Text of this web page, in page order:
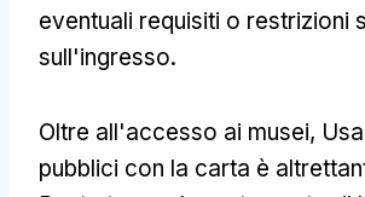
eventuali requisiti o restrizioni
sull'ingresso.
Oltre all'accesso ai musei,
pubblici con la carta è